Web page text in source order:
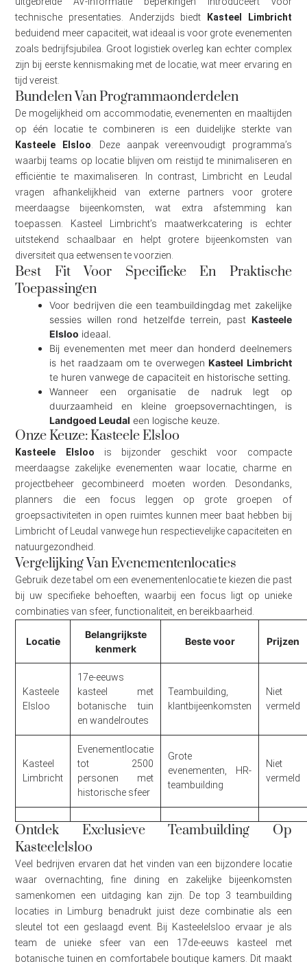
technische presentaties. Anderzijds biedt
Kasteel Limbricht
beduidend meer capaciteit, wat ideaal is voor grote evenementen
zoals bedrijfsjubilea. Groot logistiek overleg kan echter complex
zijn bij eerste kennismaking met de locatie, wat meer ervaring en
tijd vereist.
Bundelen Van Programmaonderdelen
De mogelijkheid om accommodatie, evenementen en maaltijden
op één locatie te combineren is een duidelijke sterkte van
Kasteele Elsloo . Deze aanpak vereenvoudigt programma’s
waarbij teams op locatie blijven om reistijd te minimaliseren en
efficiëntie te maximaliseren. In contrast, Limbricht en Leudal
vragen afhankelijkheid van externe partners voor grotere
meerdaagse bijeenkomsten, wat extra afstemming kan
toepassen. Kasteel Limbricht’s maatwerkcatering is echter
uitstekend schaalbaar en helpt grotere bijeenkomsten van
diversiteit qua eetwensen te voorzien.
Best Fit Voor Specifieke En Praktische
Toepassingen
Voor bedrijven die een teambuildingdag met zakelijke
sessies willen rond hetzelfde terrein, past Kasteele
Elsloo ideaal.
Bij evenementen met meer dan honderd deelnemers
is het raadzaam om te overwegenKasteel Limbricht
te huren vanwege de capaciteit en historische setting.
Wanneer een organisatie de nadruk legt op
duurzaamheid en kleine groepsovernachtingen, is
Landgoed Leudal een logische keuze.
Onze Keuze: Kasteele Elsloo
Kasteele Elsloo is bijzonder geschikt voor compacte
meerdaagse zakelijke evenementen waar locatie, charme en
projectbeheer gecombineerd moeten worden. Desondanks,
planners die een focus leggen op grote groepen of
groepsactiviteiten in open ruimtes kunnen meer baat hebben bij
Limbricht of Leudal vanwege hun respectievelijke capaciteiten en
natuurgezondheid.
Vergelijking Van Evenementenlocaties
Gebruik deze tabel om een evenementenlocatie te kiezen die past
bij uw specifieke behoeften, waarbij een focus ligt op unieke
combinaties van sfeer, functionaliteit, en bereikbaarheid.
Locatie
Belangrijkste
kenmerk
Beste voor Prijzen
Kasteele
Elsloo
17e-eeuws
kasteel met
botanische tuin
en wandelroutes
Teambuilding,
klantbijeenkomsten
Niet
vermeld
Kasteel
Limbricht
Evenementlocatie
tot 2500
personen met
historische sfeer
Grote
evenementen, HR-
teambuilding
Niet
vermeld
Ontdek Exclusieve Teambuilding Op
Kasteelelsloo
Veel bedrijven ervaren dat het vinden van een bijzondere locatie
waar overnachting, fine dining en zakelijke bijeenkomsten
samenkomen een uitdaging kan zijn. De top 3 teambuilding
locaties in Limburg benadrukt juist deze combinatie als een
sleutel tot een geslaagd event. Bij Kasteelelsloo ervaar je als
team de unieke sfeer van een 17de-eeuws kasteel met
botanische tuinen en comfortabele boutique kamers. Dit maakt